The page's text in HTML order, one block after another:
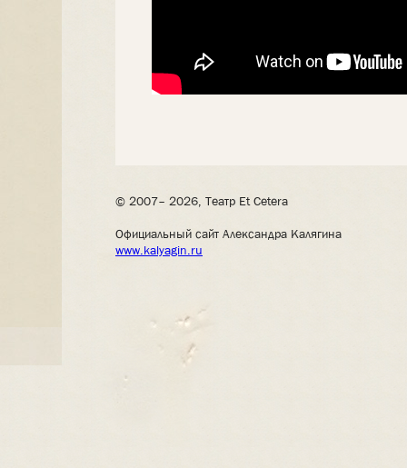
© 2007– 2026, Театр Et Cetera
Официальный сайт Александра Калягина
www.kalyagin.ru